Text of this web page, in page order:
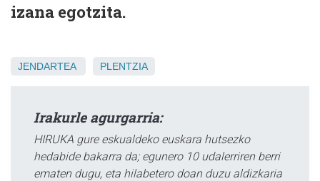
izana egotzita.
JENDARTEA PLENTZIA
Irakurle agurgarria:
HIRUKA gure eskualdeko euskara hutsezko
hedabide bakarra da; egunero 10 udalerriren berri
ematen dugu, eta hilabetero doan duzu aldizkaria